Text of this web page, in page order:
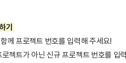
기
께 프로젝트 번호를 입력해 주세요!
젝트가 아닌 신규 프로젝트 번호를 입